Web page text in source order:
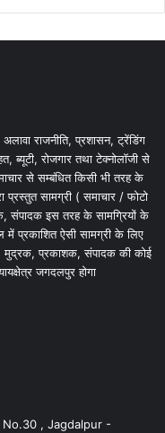
राजनीति, प्रशासन, ट्रेंडिंग
रोजगार तथा टेक्नोलॉजी से
से सम्बंधित किसी भी तरह के
प्रस्तुत सामग्री ( समाचार / फोटो
संपादक इस तरह के सामग्रियों के
में प्रकाशित ऐसी सामग्री के लिए
मुद्रक, प्रकाशक, संपादक की कोई
जगदलपुर होगा
No.30 , Jagdalpur -